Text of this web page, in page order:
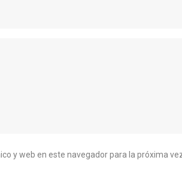
y web en este navegador para la próxima